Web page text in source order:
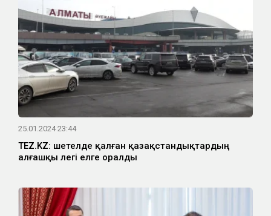
25.01.2024 23:44
TEZ.KZ: шетелде қалған қазақстандықтардың
алғашқы легі елге оралды